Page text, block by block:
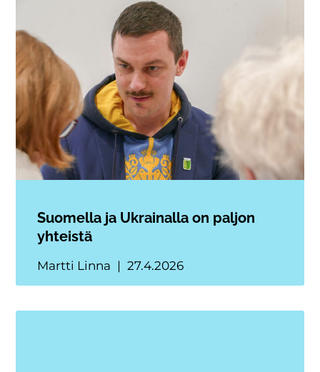
Suomella ja Ukrainalla on paljon
yhteistä
Martti Linna 27.4.2026